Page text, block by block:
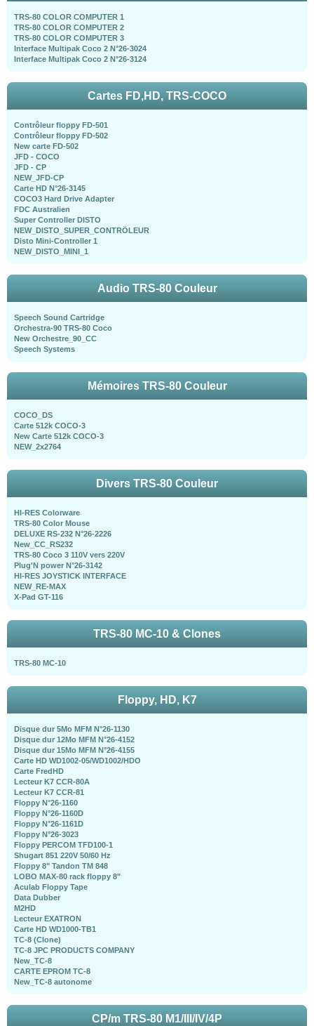
TRS-80 COLOR COMPUTER 1
TRS-80 COLOR COMPUTER 2
TRS-80 COLOR COMPUTER 3
Interface Multipak Coco 2 N°26-3024
Interface Multipak Coco 2 N°26-3124
Cartes FD,HD, TRS-COCO
Contrôleur floppy FD-501
Contrôleur floppy FD-502
New carte FD-502
JFD - COCO
JFD - CP
NEW_JFD-CP
Carte HD N°26-3145
COCO3 Hard Drive Adapter
FDC Australien
Super Controller DISTO
NEW_DISTO_SUPER_CONTRÖLEUR
Disto Mini-Controller 1
NEW_DISTO_MINI_1
Audio TRS-80 Couleur
Speech Sound Cartridge
Orchestra-90 TRS-80 Coco
New Orchestre_90_CC
Speech Systems
Mémoires TRS-80 Couleur
COCO_DS
Carte 512k COCO-3
New Carte 512k COCO-3
NEW_2x2764
Divers TRS-80 Couleur
HI-RES Colorware
TRS-80 Color Mouse
DELUXE RS-232 N°26-2226
New_CC_RS232
TRS-80 Coco 3 110V vers 220V
Plug'N power N°26-3142
HI-RES JOYSTICK INTERFACE
NEW_RE-MAX
X-Pad GT-116
TRS-80 MC-10 & Clones
TRS-80 MC-10
Floppy, HD, K7
Disque dur 5Mo MFM N°26-1130
Disque dur 12Mo MFM N°26-4152
Disque dur 15Mo MFM N°26-4155
Carte HD WD1002-05/WD1002/HDO
Carte FredHD
Lecteur K7 CCR-80A
Lecteur K7 CCR-81
Floppy N°26-1160
Floppy N°26-1160D
Floppy N°26-1161D
Floppy N°26-3023
Floppy PERCOM TFD100-1
Shugart 851 220V 50/60 Hz
Floppy 8" Tandon TM 848
LOBO MAX-80 rack floppy 8"
Aculab Floppy Tape
Data Dubber
M2HD
Lecteur EXATRON
Carte HD WD1000-TB1
TC-8 (Clone)
TC-8 JPC PRODUCTS COMPANY
New_TC-8
CARTE EPROM TC-8
New_TC-8 autonome
CP/m TRS-80 M1/III/IV/4P